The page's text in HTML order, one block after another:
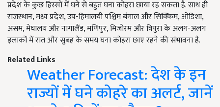
प्रदेश के कुछ हिस्सों में घने से बहुत घना कोहरा छाया रह सकता है. साथ ही
राजस्थान, मध्य प्रदेश, उप-हिमालयी पश्चिम बंगाल और सिक्किम, ओडिशा,
असम, मेघालय और नागालैंड, मणिपुर, मिजोरम और त्रिपुरा के अलग-अलग
इलाकों में रात और सुबह के समय घना कोहरा छाए रहने की संभावना है.
Related Links
Weather Forecast: देश के इन
राज्यों में घने कोहरे का अलर्ट, जानें